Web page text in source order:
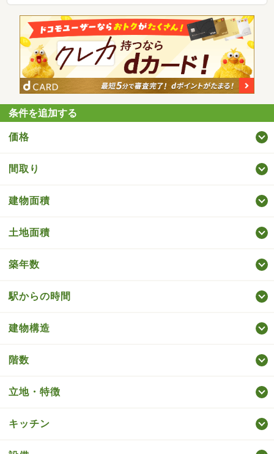
条件を追加する
価格
間取り
建物面積
土地面積
築年数
駅からの時間
建物構造
階数
立地・特徴
キッチン